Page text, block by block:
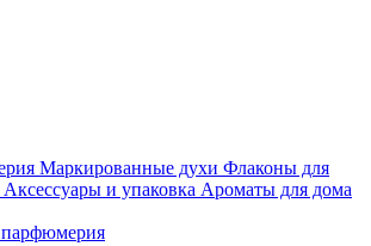
Маркированные духи Флаконы для
Аксессуары и упаковка Ароматы для дома
парфюмерия